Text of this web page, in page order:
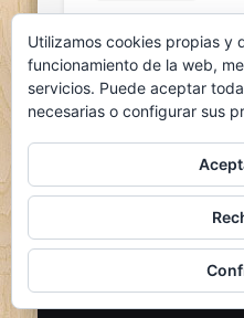
Me gusta esto:
© 2026 el nido del ganso
Pinboard
WordPress
Utilizamos cookies propias y
funcionamiento de la web,
servicios. Puede aceptar
necesarias o configurar sus